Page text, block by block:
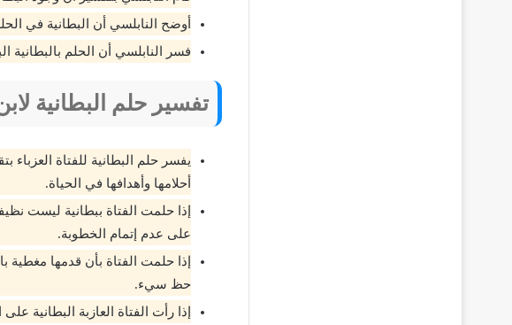
أوضح النابلسي أن البطانية في
فسر النابلسي أن الحلم
تفسير حلم البطانية
يفسر حلم البطانية للفتاة العزباء
أحلامها وأهدافها في الحياة.
إذا حلمت الفتاة ببطانية ليست
على عدم إتمام الخطوبة.
إذا حلمت الفتاة بأن قدمها مغطية
حظ سيء.
إذا رأت الفتاة العازبة البطانية